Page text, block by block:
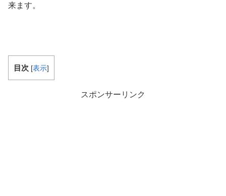
来ます。
目次 [表示]
スポンサーリンク